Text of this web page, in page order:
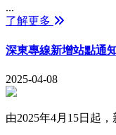
...
了解更多
深東專線新增站點通
2025-04-08
由2025年4月15日起